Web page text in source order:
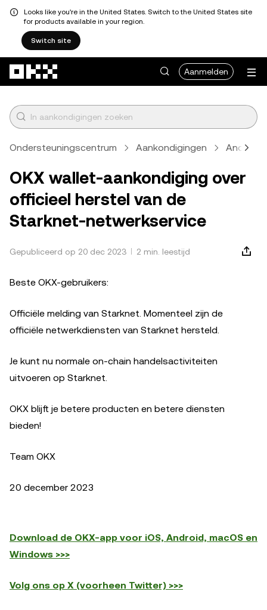
Looks like you're in the United States. Switch to the United States site
for products available in your region.
Switch site
Aanmelden
Ondersteuningscentrum Aankondigingen Anders
OKX wallet-aankondiging over
officieel herstel van de
Starknet-netwerkservice
Gepubliceerd op 20 dec 2023 2 min. leestijd
Beste OKX-gebruikers:
Officiële melding van Starknet. Momenteel zijn de
officiële netwerkdiensten van Starknet hersteld.
Je kunt nu normale on-chain handelsactiviteiten
uitvoeren op Starknet.
OKX blijft je betere producten en betere diensten
bieden!
Team OKX
20 december 2023
Download de OKX-app voor iOS, Android, macOS en
Windows >>>
Volg ons op X (voorheen Twitter) >>>